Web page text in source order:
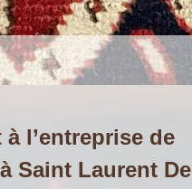
l’entreprise de
Saint Laurent De